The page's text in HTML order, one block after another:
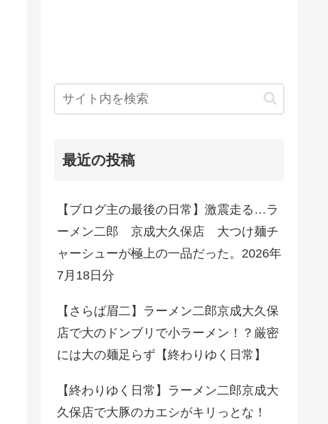
最近の投稿
【ブログ主の最後の日常】激震走る…ラ
ーメン二郎 京成大久保店 大つけ麺チ
ャーシューが極上の一品だった。2026年
7月18日分
【さらば眉二】ラーメン二郎京成大久保
店で大のドンブリで小ラーメン！？厳密
には大の麺足らず【終わりゆく日常】
【終わりゆく日常】ラーメン二郎京成大
久保店で大豚のカエシがキリっとな！